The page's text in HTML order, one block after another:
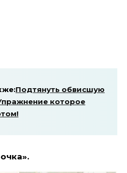
Подтянуть обвисшую
которое